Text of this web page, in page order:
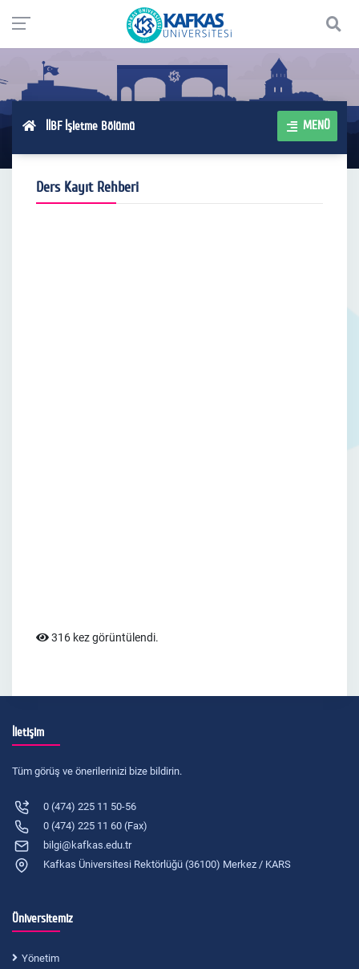
İİBF İşletme Bölümü MENÜ
Ders Kayıt Rehberi
316 kez görüntülendi.
İletişim
Tüm görüş ve önerilerinizi bize bildirin.
0 (474) 225 11 50-56
0 (474) 225 11 60 (Fax)
bilgi@kafkas.edu.tr
Kafkas Üniversitesi Rektörlüğü (36100) Merkez / KARS
Üniversitemiz
Yönetim